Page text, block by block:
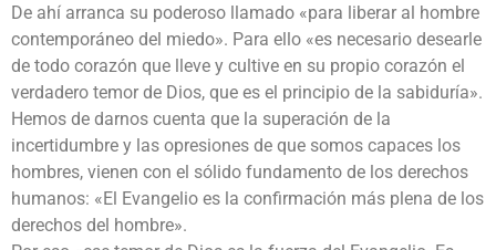
De ahí arranca su poderoso llamado «para liberar al hombre
contemporáneo del miedo». Para ello «es necesario desearle
de todo corazón que lleve y cultive en su propio corazón el
verdadero temor de Dios, que es el principio de la sabiduría».
Hemos de darnos cuenta que la superación de la
incertidumbre y las opresiones de que somos capaces los
hombres, vienen con el sólido fundamento de los derechos
humanos: «El Evangelio es la confirmación más plena de los
derechos del hombre».